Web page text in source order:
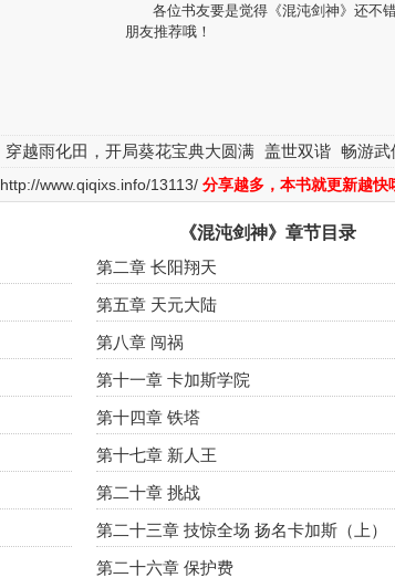
各位书友要是觉得《混沌剑神》还不
朋友推荐哦！
穿越雨化田，开局葵花宝典大圆满 盖世双谐 畅游武
http://www.qiqixs.info/13113/ 分享越多，本书就更新越快
《混沌剑神》章节目录
第二章 长阳翔天
第五章 天元大陆
第八章 闯祸
第十一章 卡加斯学院
第十四章 铁塔
第十七章 新人王
第二十章 挑战
第二十三章 技惊全场 扬名卡加斯（上）
第二十六章 保护费